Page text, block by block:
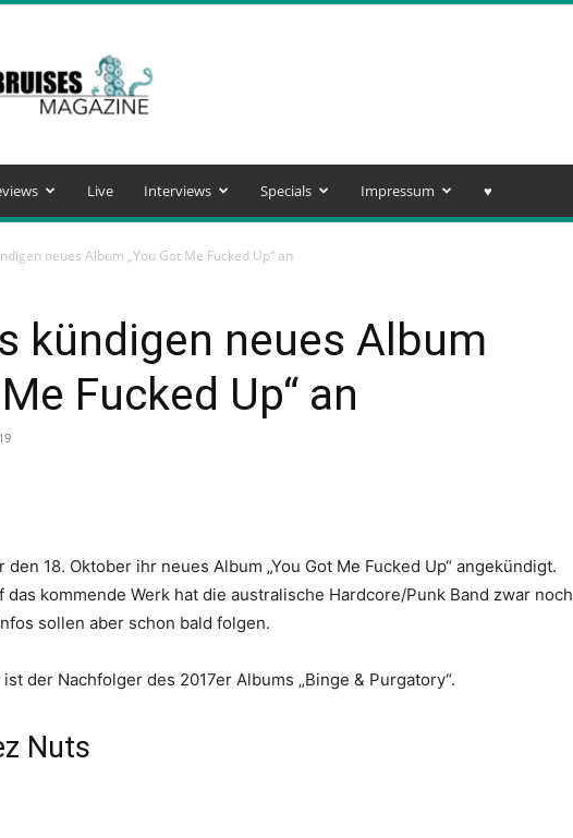
Your
Bruises
Magazine
Live Interviews Specials Impressum ♥️
neues Album „You Got Me Fucked Up“ an
kündigen neues Album
Fucked Up“ an
den 18. Oktober ihr neues Album „You Got Me Fucked Up“ angekündigt.
das kommende Werk hat die australische Hardcore/Punk Band zwar noch
sollen aber schon bald folgen.
ist der Nachfolger des 2017er Albums „Binge & Purgatory“.
Nuts